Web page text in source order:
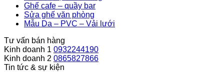
Ghế cafe – quầy bar
Sửa ghế văn phòng
Mẫu Da – PVC – Vải lưới
Tư vấn bán hàng
Kinh doanh 1 0932244190
Kinh doanh 2 0865827866
Tin tức & sự kiện